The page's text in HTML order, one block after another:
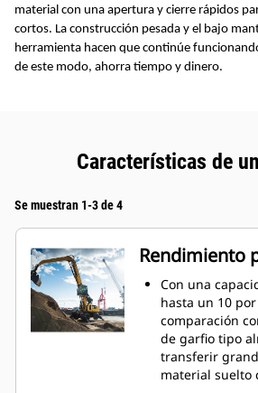
material con una apertura y cierre rápidos
cortos. La construcción pesada y el bajo
herramienta hacen que continúe
de este modo, ahorra tiempo y dinero.
Características de
Se muestran 1-3 de 4
Rendimiento
Con una
hasta un 10
comparación
de garfio tipo
transferir
material suelto